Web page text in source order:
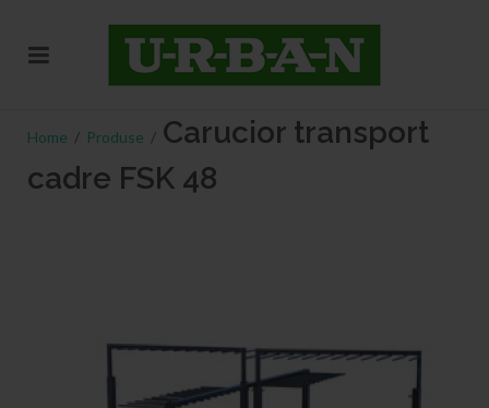
Home / Produse / Carucior transport
cadre FSK 48